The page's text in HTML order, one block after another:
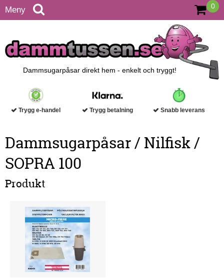
Meny 0
Dammsugarpåsar direkt hem - enkelt och tryggt!
Trygg e-handel Trygg betalning Snabb leverans
Dammsugarpåsar / Nilfisk /
SOPRA 100
Produkt